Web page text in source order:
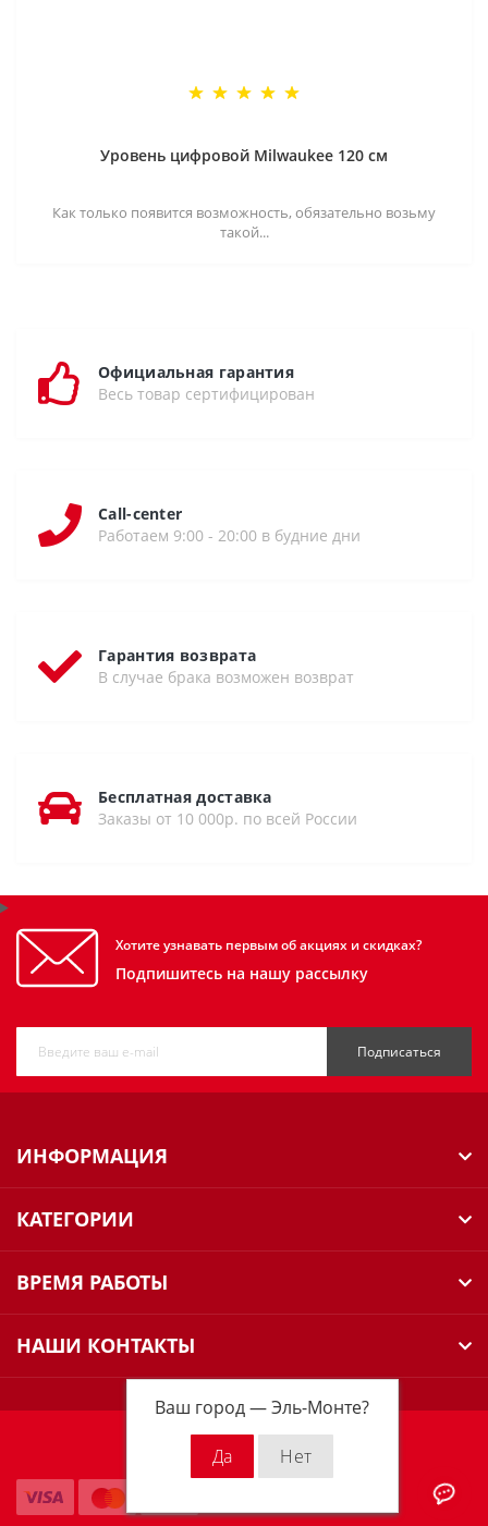
Ваш город —Эль-Монте?
Уровень цифровой Milwaukee 120 см
Как только появится возможность, обязательно возьму
такой...
Официальная гарантия
Весь товар сертифицирован
Call-center
Работаем 9:00 - 20:00 в будние дни
Гарантия возврата
В случае брака возможен возврат
Бесплатная доставка
Заказы от 10 000р. по всей России
Хотите узнавать первым об акциях и скидках?
Подпишитесь на нашу рассылку
Подписаться
ИНФОРМАЦИЯ
КАТЕГОРИИ
ВРЕМЯ РАБОТЫ
НАШИ КОНТАКТЫ
Milwaukee Russia © 2026